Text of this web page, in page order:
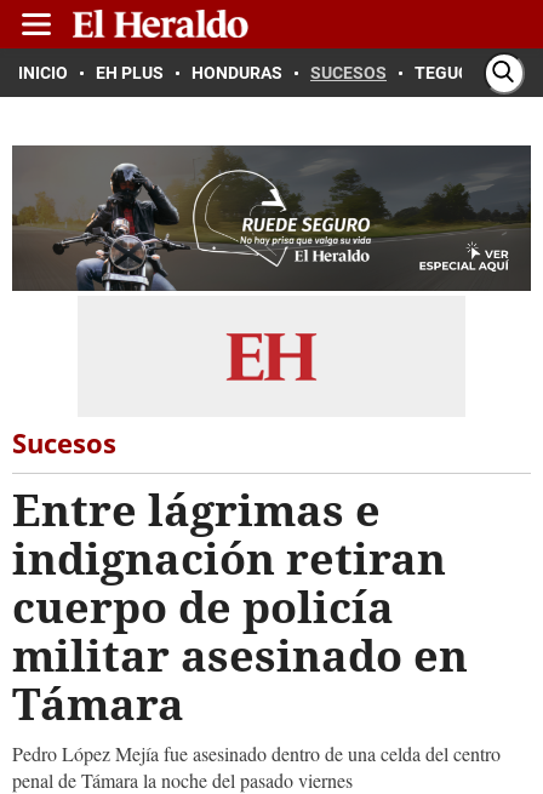
INICIO EH PLUS HONDURAS SUCESOS TEGUCIGALPA
Sucesos
Entre lágrimas e
indignación retiran
cuerpo de policía
militar asesinado en
Támara
Pedro López Mejía fue asesinado dentro de una celda del centro
penal de Támara la noche del pasado viernes